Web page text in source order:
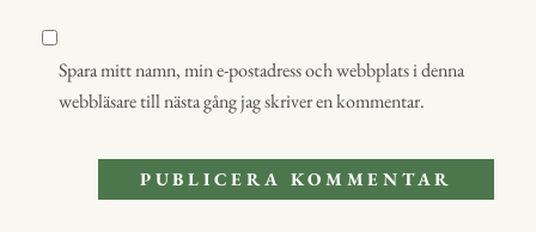
Spara mitt namn, min e-postadress och webbplats i denna
webbläsare till nästa gång jag skriver en kommentar.